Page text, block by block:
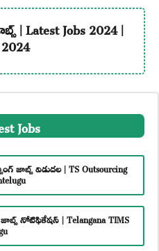
Latest Jobs 2024 |
Jobs
జాబ్స్ విడుదల | TS Outsourcing
నోటిఫికేషన్ | Telangana TIMS